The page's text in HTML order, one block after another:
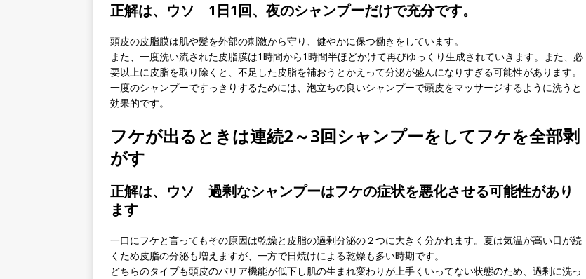
正解は、ウソ 1日1回、夜のシャンプーだけで充分です。
頭皮の皮脂膜は肌や髪を外部の刺激から守り、健やかに保つ働きをしています。
また、一度洗い流された皮脂膜は1時間から1時間半ほどかけて再びゆっくり生成されていきます。また、必
要以上に皮脂を取り除くと、不足した皮脂を補おうとかえって分泌が盛んになりすぎる可能性があります。
一度のシャンプーですっきりするためには、泡立ちの良いシャンプーで頭皮をマッサージするように洗うと
効果的です。
フケが出るときは連続2～3回シャンプーをしてフケを全部剥
がす
正解は、ウソ 過剰なシャンプーはフケの症状を悪化させる可能性があり
ます
一口にフケと言ってもその原因は乾燥と皮脂の過剰分泌の２つに大きく分かれます。夏は気温が高い日が続
くため皮脂の分泌も増えますが、一方で日焼けによる乾燥も多い時期です。
どちらのタイプも頭皮のバリア機能が低下し肌の生まれ変わりが上手くいってない状態のため、過剰に洗っ